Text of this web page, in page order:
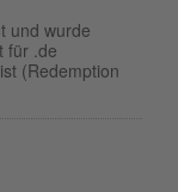
und wurde
für .de
(Redemption